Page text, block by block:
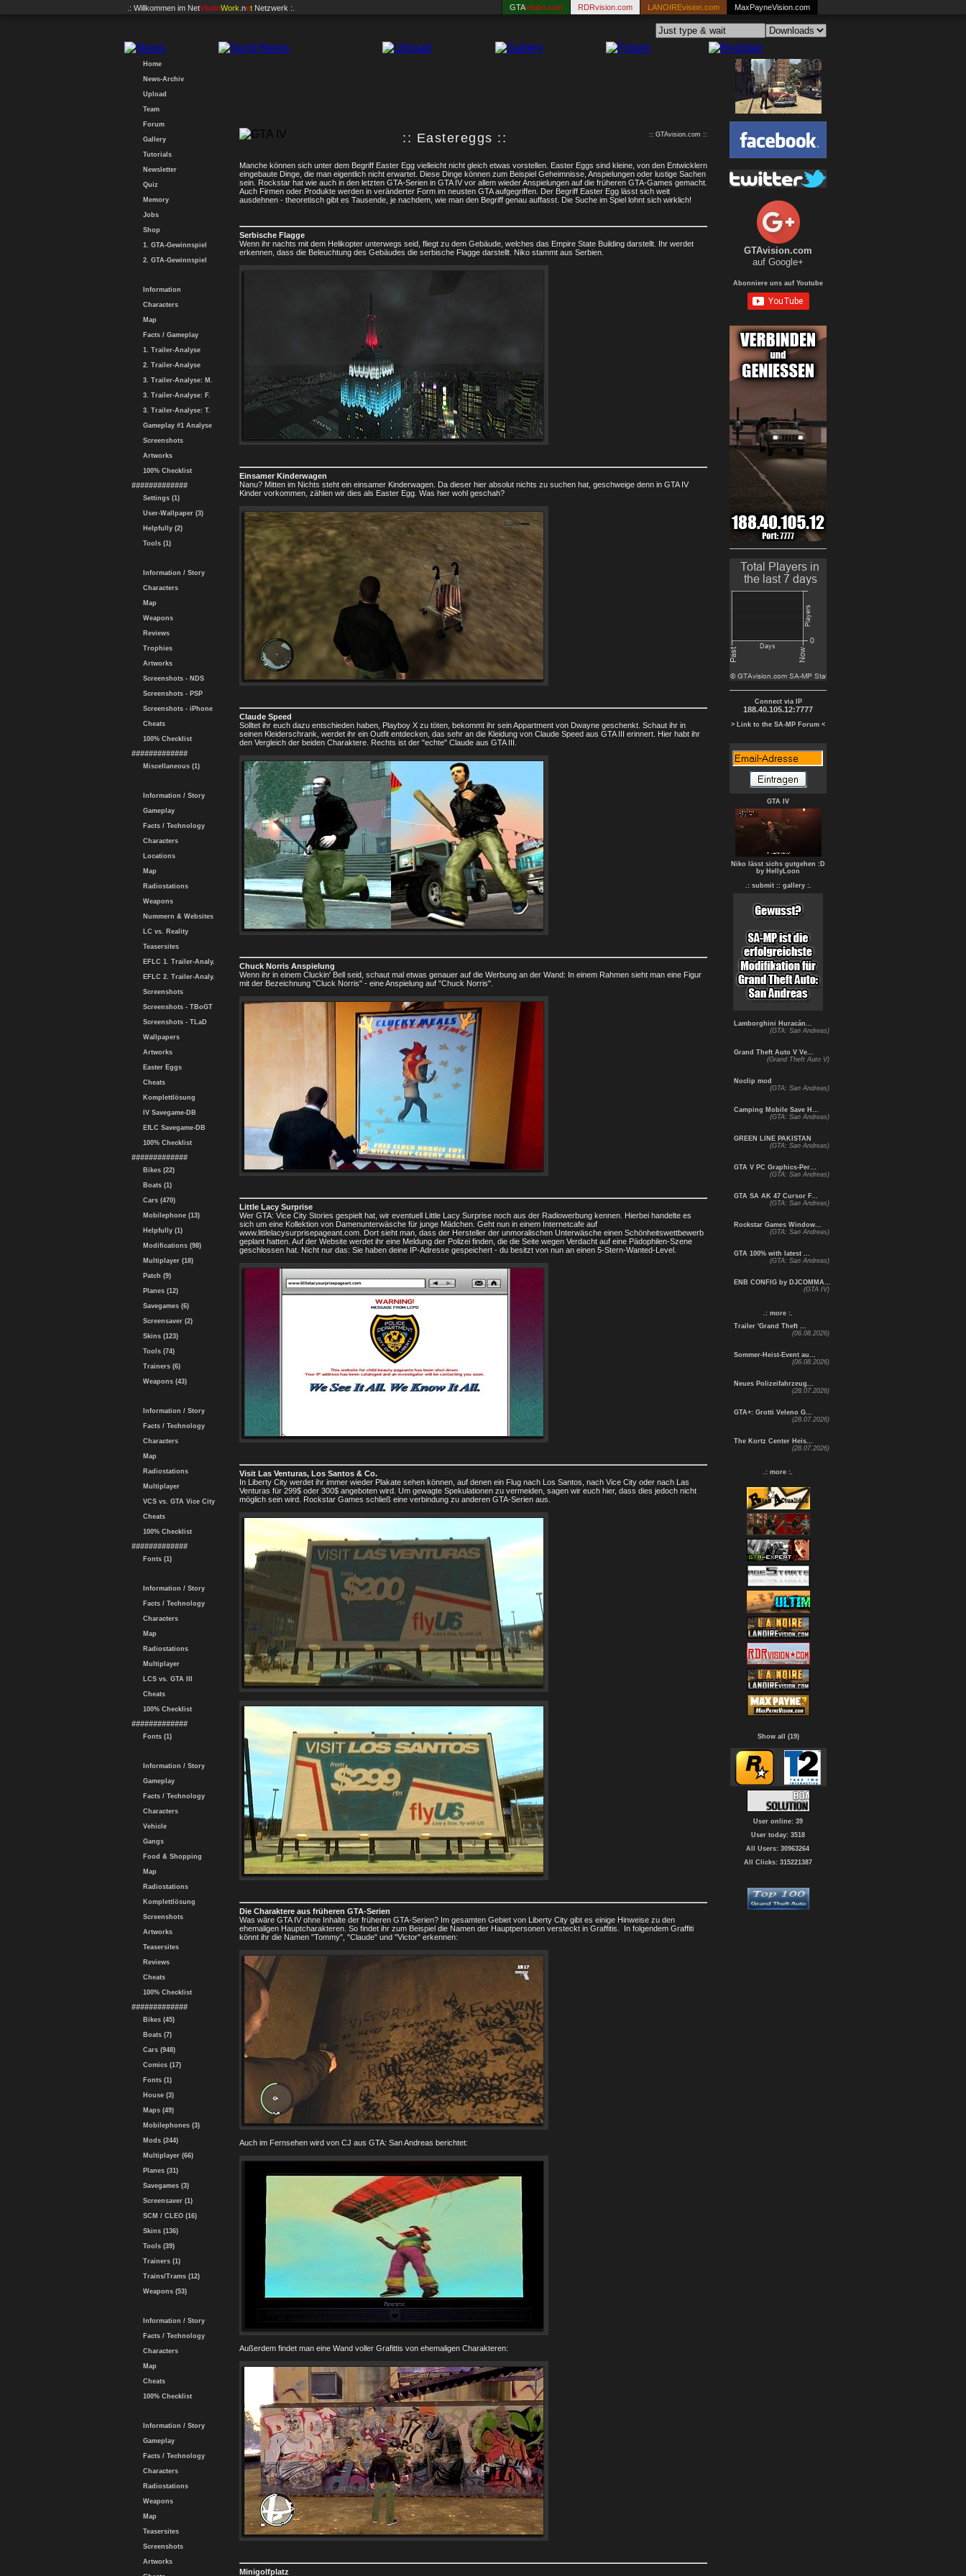
.: Willkommen im NetVisionWork .net Netzwerk :. GTAvision.com RDRvision.com LANOIREvision.com MaxPayneVision.com
Home
News-Archiv
Upload
Team
Forum
Gallery
Tutorials
Newsletter
Quiz
Memory
Jobs
Shop
1. GTA-Gewinnspiel
2. GTA-Gewinnspiel
Information
Characters
Map
Facts / Gameplay
1. Trailer-Analyse
2. Trailer-Analyse
3. Trailer-Analyse: M.
3. Trailer-Analyse: F.
3. Trailer-Analyse: T.
Gameplay #1 Analyse
Screenshots
Artworks
100% Checklist
#############
Settings (1)
User-Wallpaper (3)
Helpfully (2)
Tools (1)
Information / Story
Characters
Map
Weapons
Reviews
Trophies
Artworks
Screenshots - NDS
Screenshots - PSP
Screenshots - iPhone
Cheats
100% Checklist
#############
Miscellaneous (1)
Information / Story
Gameplay
Facts / Technology
Characters
Locations
Map
Radiostations
Weapons
Nummern & Websites
LC vs. Reality
Teasersites
EFLC 1. Trailer-Analy.
EFLC 2. Trailer-Analy.
Screenshots
Screenshots - TBoGT
Screenshots - TLaD
Wallpapers
Artworks
Easter Eggs
Cheats
Komplettlösung
IV Savegame-DB
EfLC Savegame-DB
100% Checklist
#############
Bikes (22)
Boats (1)
Cars (470)
Mobilephone (13)
Helpfully (1)
Modifications (98)
Multiplayer (18)
Patch (9)
Planes (12)
Savegames (6)
Screensaver (2)
Skins (123)
Tools (74)
Trainers (6)
Weapons (43)
Information / Story
Facts / Technology
Characters
Map
Radiostations
Multiplayer
VCS vs. GTA Vice City
Cheats
100% Checklist
#############
Fonts (1)
Information / Story
Facts / Technology
Characters
Map
Radiostations
Multiplayer
LCS vs. GTA III
Cheats
100% Checklist
#############
Fonts (1)
Information / Story
Gameplay
Facts / Technology
Characters
Vehicle
Gangs
Food & Shopping
Map
Radiostations
Komplettlösung
Screenshots
Artworks
Teasersites
Reviews
Cheats
100% Checklist
#############
Bikes (45)
Boats (7)
Cars (948)
Comics (17)
Fonts (1)
House (3)
Maps (49)
Mobilephones (3)
Mods (244)
Multiplayer (66)
Planes (31)
Savegames (3)
Screensaver (1)
SCM / CLEO (16)
Skins (136)
Tools (39)
Trainers (1)
Trains/Trams (12)
Weapons (53)
Information / Story
Facts / Technology
Characters
Map
Cheats
100% Checklist
Information / Story
Gameplay
Facts / Technology
Characters
Radiostations
Weapons
Map
Teasersites
Screenshots
Artworks
:: Eastereggs :: :: GTAvision.com ::
Manche können sich unter dem Begriff Easter Egg vielleicht nicht gleich etwas vorstellen. Easter Eggs sind kleine, von den Entwicklern
eingebaute Dinge, die man eigentlich nicht erwartet. Diese Dinge können zum Beispiel Geheimnisse, Anspielungen oder lustige Sachen
sein. Rockstar hat wie auch in den letzten GTA-Serien in GTA IV vor allem wieder Anspielungen auf die früheren GTA-Games gemacht.
Auch Firmen oder Produkte werden in veränderter Form im neusten GTA aufgegriffen. Der Begriff Easter Egg lässt sich weit
ausdehnen - theoretisch gibt es Tausende, je nachdem, wie man den Begriff genau auffasst. Die Suche im Spiel lohnt sich wirklich!
Serbische Flagge
Wenn ihr nachts mit dem Helikopter unterwegs seid, fliegt zu dem Gebäude, welches das Empire State Building darstellt. Ihr werdet
erkennen, dass die Beleuchtung des Gebäudes die serbische Flagge darstellt. Niko stammt aus Serbien.
Einsamer Kinderwagen
Nanu? Mitten im Nichts steht ein einsamer Kinderwagen. Da dieser hier absolut nichts zu suchen hat, geschweige denn in GTA IV
Kinder vorkommen, zählen wir dies als Easter Egg. Was hier wohl geschah?
Claude Speed
Solltet ihr euch dazu entschieden haben, Playboy X zu töten, bekommt ihr sein Appartment von Dwayne geschenkt. Schaut ihr in
seinen Kleiderschrank, werdet ihr ein Outfit entdecken, das sehr an die Kleidung von Claude Speed aus GTA III erinnert. Hier habt ihr
den Vergleich der beiden Charaktere. Rechts ist der "echte" Claude aus GTA III.
Chuck Norris Anspielung
Wenn ihr in einem Cluckin' Bell seid, schaut mal etwas genauer auf die Werbung an der Wand: In einem Rahmen sieht man eine Figur
mit der Bezeichnung "Cluck Norris" - eine Anspielung auf "Chuck Norris".
Little Lacy Surprise
Wer GTA: Vice City Stories gespielt hat, wir eventuell Little Lacy Surprise noch aus der Radiowerbung kennen. Hierbei handelte es
sich um eine Kollektion von Damenunterwäsche für junge Mädchen. Geht nun in einem Internetcafe auf
www.littlelacysurprisepageant.com. Dort sieht man, dass der Hersteller der unmoralischen Unterwäsche einen Schönheitswettbewerb
geplant hatten. Auf der Website werdet ihr eine Meldung der Polizei finden, die die Seite wegen Verdacht auf eine Pädophilen-Szene
geschlossen hat. Nicht nur das: Sie haben deine IP-Adresse gespeichert - du besitzt von nun an einen 5-Stern-Wanted-Level.
Visit Las Venturas, Los Santos & Co.
In Liberty City werdet ihr immer wieder Plakate sehen können, auf denen ein Flug nach Los Santos, nach Vice City oder nach Las
Venturas für 299$ oder 300$ angeboten wird. Um gewagte Spekulationen zu vermeiden, sagen wir euch hier, dass dies jedoch nicht
möglich sein wird. Rockstar Games schließ eine verbindung zu anderen GTA-Serien aus.
Die Charaktere aus früheren GTA-Serien
Was wäre GTA IV ohne Inhalte der früheren GTA-Serien? Im gesamten Gebiet von Liberty City gibt es einige Hinweise zu den
ehemaligen Hauptcharakteren. So findet ihr zum Beispiel die Namen der Hauptpersonen versteckt in Graffitis. In folgendem Graffiti
könnt ihr die Namen "Tommy", "Claude" und "Victor" erkennen:
Auch im Fernsehen wird von CJ aus GTA: San Andreas berichtet:
Außerdem findet man eine Wand voller Grafittis von ehemaligen Charakteren:
Minigolfplatz
GTAvision.com
auf Google+
Abonniere uns auf Youtube
Connect via IP
188.40.105.12:7777
> Link to the SA-MP Forum <
GTA IV
Niko lässt sichs gutgehen :D
by HellyLoon
.: submit : : gallery :.
Lamborghini Huracán...
(GTA: San Andreas)
Grand Theft Auto V Ve...
(Grand Theft Auto V)
Noclip mod
(GTA: San Andreas)
Camping Mobile Save H...
(GTA: San Andreas)
GREEN LINE PAKISTAN
(GTA: San Andreas)
GTA V PC Graphics-Per...
(GTA: San Andreas)
GTA SA AK 47 Cursor F...
(GTA: San Andreas)
Rockstar Games Window...
(GTA: San Andreas)
GTA 100% with latest ...
(GTA: San Andreas)
ENB CONFIG by DJCOMMA...
(GTA IV)
.: more :.
Trailer 'Grand Theft ...
(06.08.2026)
Sommer-Heist-Event au...
(06.08.2026)
Neues Polizeifahrzeug...
(28.07.2026)
GTA+: Grotti Veleno G...
(28.07.2026)
The Kortz Center Heis...
(28.07.2026)
.: more :.
Show all (19)
User online: 39
User today: 3518
All Users: 30963264
All Clicks: 315221387